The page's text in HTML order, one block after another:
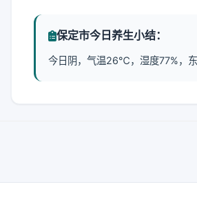
保定市今日养生小结：
今日阴，气温26℃，湿度77%，东